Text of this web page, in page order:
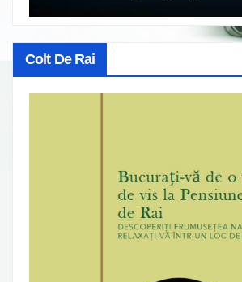
Colt De Rai